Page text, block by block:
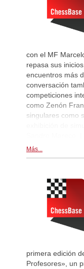
con el MF
repasa sus
encuentros más
conversación
competiciones
como Zenón
singulares como
Más...
primera edición
Profesores», un